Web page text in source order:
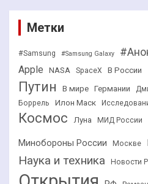
Метки
#Samsung #Samsung Galaxy
Apple NASA SpaceX В России
Путин
В мире Германии
Боррель
Илон Маск
Космос Луна МИД России
Минобороны России Москве
Наука и техника Новости